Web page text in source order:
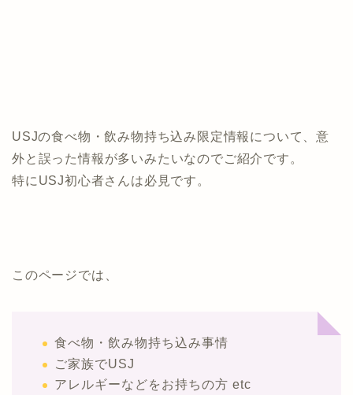
USJの食べ物・飲み物持ち込み限定情報について、意
外と誤った情報が多いみたいなのでご紹介です。
特にUSJ初心者さんは必見です。
このページでは、
食べ物・飲み物持ち込み事情
ご家族でUSJ
アレルギーなどをお持ちの方 etc